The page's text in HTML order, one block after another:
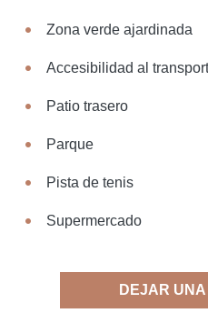
Zona verde ajardinada
Accesibilidad al
Patio trasero
Parque
Pista de tenis
Supermercado
DEJAR